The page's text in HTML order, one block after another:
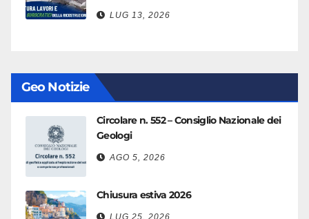
LUG 13, 2026
Geo Notizie
Circolare n. 552 – Consiglio Nazionale dei
Geologi
AGO 5, 2026
Chiusura estiva 2026
LUG 25, 2026